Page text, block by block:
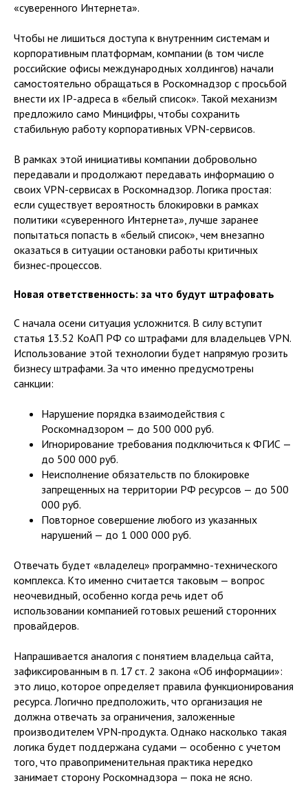
«суверенного Интернета».
Чтобы не лишиться доступа к внутренним системам и
корпоративным платформам, компании (в том числе
российские офисы международных холдингов) начали
самостоятельно обращаться в Роскомнадзор с просьбой
внести их IP-адреса в «белый список». Такой механизм
предложило само Минцифры, чтобы сохранить
стабильную работу корпоративных VPN-сервисов.
В рамках этой инициативы компании добровольно
передавали и продолжают передавать информацию о
своих VPN-сервисах в Роскомнадзор. Логика простая:
если существует вероятность блокировки в рамках
политики «суверенного Интернета», лучше заранее
попытаться попасть в «белый список», чем внезапно
оказаться в ситуации остановки работы критичных
бизнес-процессов.
Новая ответственность: за что будут штрафовать
С начала осени ситуация усложнится. В силу вступит
статья 13.52 КоАП РФ со штрафами для владельцев VPN.
Использование этой технологии будет напрямую грозить
бизнесу штрафами. За что именно предусмотрены
санкции:
Нарушение порядка взаимодействия с
Роскомнадзором — до 500 000 руб.
Игнорирование требования подключиться к ФГИС —
до 500 000 руб.
Неисполнение обязательств по блокировке
запрещенных на территории РФ ресурсов — до 500
000 руб.
Повторное совершение любого из указанных
нарушений — до 1 000 000 руб.
Отвечать будет «владелец» программно-технического
комплекса. Кто именно считается таковым — вопрос
неочевидный, особенно когда речь идет об
использовании компанией готовых решений сторонних
провайдеров.
Напрашивается аналогия с понятием владельца сайта,
зафиксированным в п. 17 ст. 2 закона «Об информации»:
это лицо, которое определяет правила функционирования
ресурса. Логично предположить, что организация не
должна отвечать за ограничения, заложенные
производителем VPN-продукта. Однако насколько такая
логика будет поддержана судами — особенно с учетом
того, что правоприменительная практика нередко
занимает сторону Роскомнадзора — пока не ясно.